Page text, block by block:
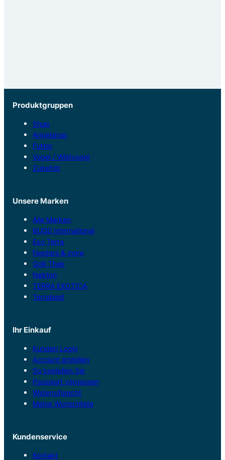
Produktgruppen
Shop
Angelshop
Futter
Vogel / Wildvogel
Zubehör
Unsere Marken
Alle Marken
BUGS International
Exo Terra
Feeders & more
Golli Thek
Nekton
TERRA EXOTICA
Terrabest
Ihr Einkauf
Kunden Login
Account erstellen
So bestellen Sie
Passwort vergessen
Widerrufsrecht
Meine Wunschliste
Kundenservice
Kontakt